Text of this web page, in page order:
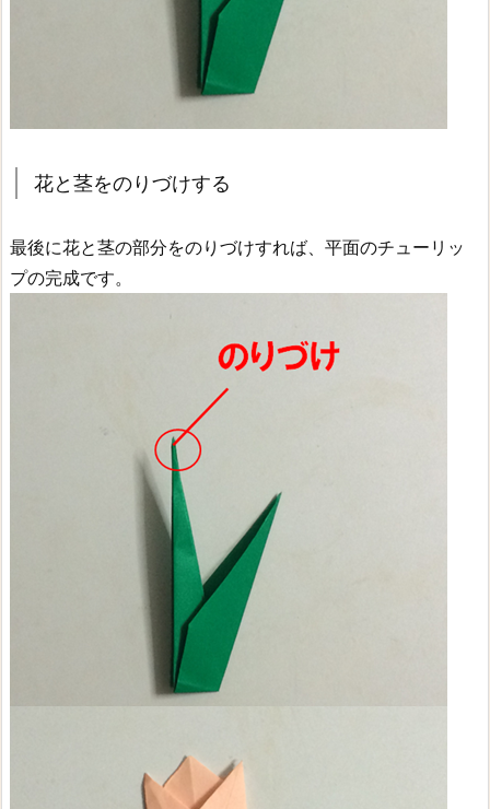
花と茎をのりづけする
最後に花と茎の部分をのりづけすれば、平面のチューリッ
プの完成です。